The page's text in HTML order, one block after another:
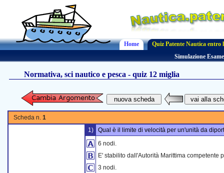
Home
Quiz Patente Nautica entro
Simulazione Esame
Normativa, sci nautico e pesca - quiz 12 miglia
Scheda n. 1
1)
Qual è il limite di velocità per un'unità da
6 nodi.
E' stabilito dall'Autorità Marittima competente
3 nodi.